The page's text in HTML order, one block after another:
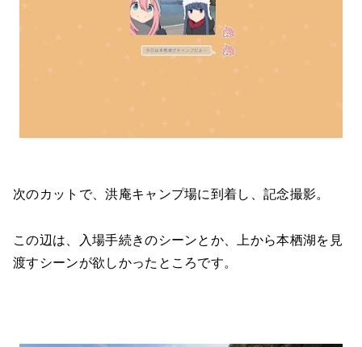
次のカットで、洪庵キャンプ場に到着し、記念撮影。
この辺は、入場手続きのシーンとか、上から本栖湖を見
渡すシーンが欲しかったところです。